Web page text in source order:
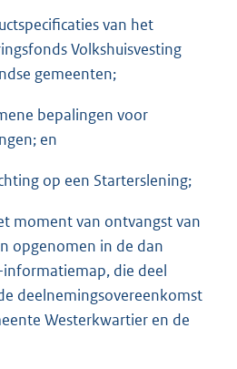
van het
Volkshuisvesting
gemeenten;
bepalingen voor
en
op een Starterslening;
moment van ontvangst van
opgenomen in de dan
informatiemap, die deel
deelnemingsovereenkomst
Westerkwartier en de